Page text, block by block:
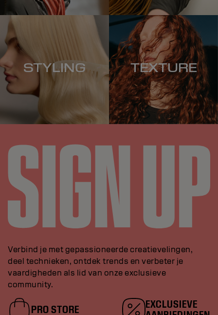
STYLING TEXTURE
Verbind je met gepassioneerde creatievelingen,
deel technieken, ontdek trends en verbeter je
vaardigheden als lid van onze exclusieve
community.
PRO STORE
EXCLUSIEVE